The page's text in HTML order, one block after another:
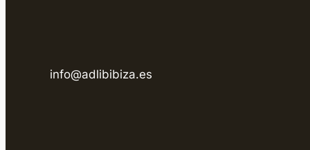
info@adlibibiza.es